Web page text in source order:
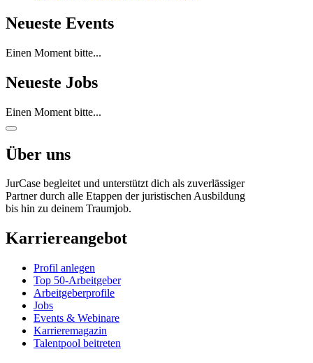
Neueste Events
Einen Moment bitte...
Neueste Jobs
Einen Moment bitte...
Über uns
JurCase begleitet und unterstützt dich als zuverlässiger
Partner durch alle Etappen der juristischen Ausbildung
bis hin zu deinem Traumjob.
Karriereangebot
Profil anlegen
Top 50-Arbeitgeber
Arbeitgeberprofile
Jobs
Events & Webinare
Karrieremagazin
Talentpool beitreten